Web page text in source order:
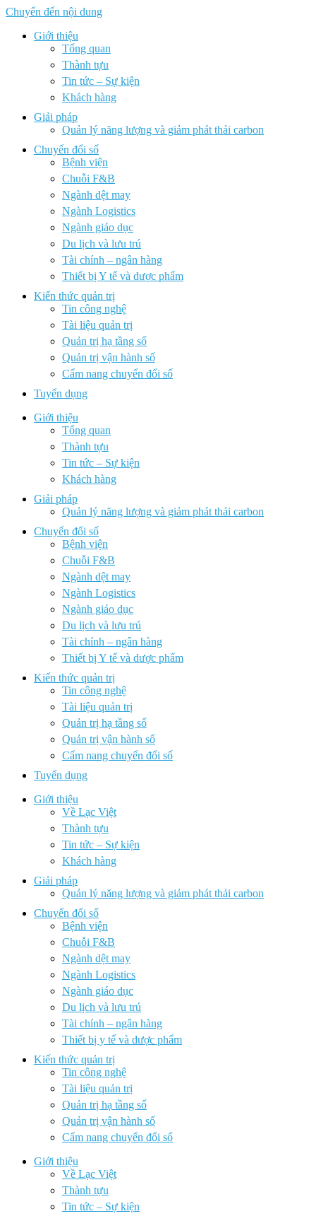
Chuyển đến nội dung
Giới thiệu
Tổng quan
Thành tựu
Tin tức – Sự kiện
Khách hàng
Giải pháp
Quản lý năng lượng và giảm phát thải carbon
Chuyển đổi số
Bệnh viện
Chuỗi F&B
Ngành dệt may
Ngành Logistics
Ngành giáo dục
Du lịch và lưu trú
Tài chính – ngân hàng
Thiết bị Y tế và dược phẩm
Kiến thức quản trị
Tin công nghệ
Tài liệu quản trị
Quản trị hạ tầng số
Quản trị vận hành số
Cẩm nang chuyển đổi số
Tuyển dụng
Giới thiệu
Tổng quan
Thành tựu
Tin tức – Sự kiện
Khách hàng
Giải pháp
Quản lý năng lượng và giảm phát thải carbon
Chuyển đổi số
Bệnh viện
Chuỗi F&B
Ngành dệt may
Ngành Logistics
Ngành giáo dục
Du lịch và lưu trú
Tài chính – ngân hàng
Thiết bị Y tế và dược phẩm
Kiến thức quản trị
Tin công nghệ
Tài liệu quản trị
Quản trị hạ tầng số
Quản trị vận hành số
Cẩm nang chuyển đổi số
Tuyển dụng
Giới thiệu
Về Lạc Việt
Thành tựu
Tin tức – Sự kiện
Khách hàng
Giải pháp
Quản lý năng lượng và giảm phát thải carbon
Chuyển đổi số
Bệnh viện
Chuỗi F&B
Ngành dệt may
Ngành Logistics
Ngành giáo dục
Du lịch và lưu trú
Tài chính – ngân hàng
Thiết bị y tế và dược phẩm
Kiến thức quản trị
Tin công nghệ
Tài liệu quản trị
Quản trị hạ tầng số
Quản trị vận hành số
Cẩm nang chuyển đổi số
Giới thiệu
Về Lạc Việt
Thành tựu
Tin tức – Sự kiện